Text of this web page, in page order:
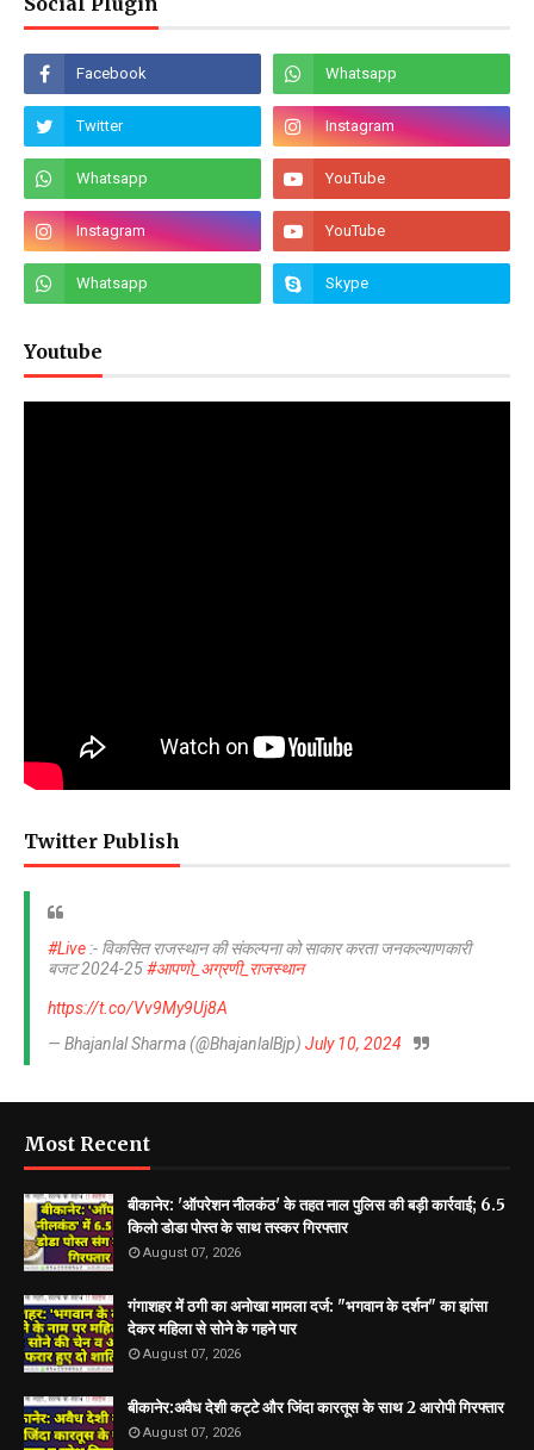
Youtube
Twitter Publish
#Live :- विकसित राजस्थान की संकल्पना को साकार करता जनकल्याणकारी
बजट 2024-25#आपणो_अग्रणी_राजस्थान
https://t.co/Vv9My9Uj8A
— Bhajanlal Sharma (@BhajanlalBjp) July 10, 2024
Most Recent
बीकानेर: 'ऑपरेशन नीलकंठ' के तहत नाल पुलिस की बड़ी कार्रवाई; 6.5
किलो डोडा पोस्त के साथ तस्कर गिरफ्तार
August 07, 2026
गंगाशहर में ठगी का अनोखा मामला दर्ज: "भगवान के दर्शन" का झांसा
देकर महिला से सोने के गहने पार
August 07, 2026
बीकानेर:अवैध देशी कट्टे और जिंदा कारतूस के साथ 2 आरोपी गिरफ्तार
August 07, 2026